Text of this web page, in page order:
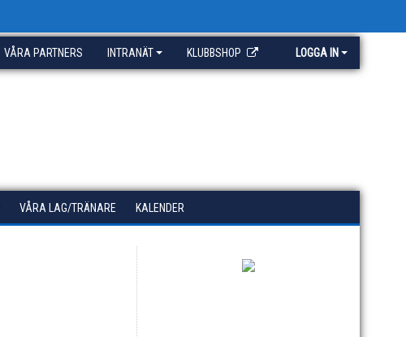
VÅRA PARTNERS INTRANÄT KLUBBSHOP LOGGA IN
VÅRA LAG/TRÄNARE KALENDER